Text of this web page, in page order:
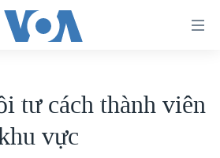
tư cách thành viên
vực